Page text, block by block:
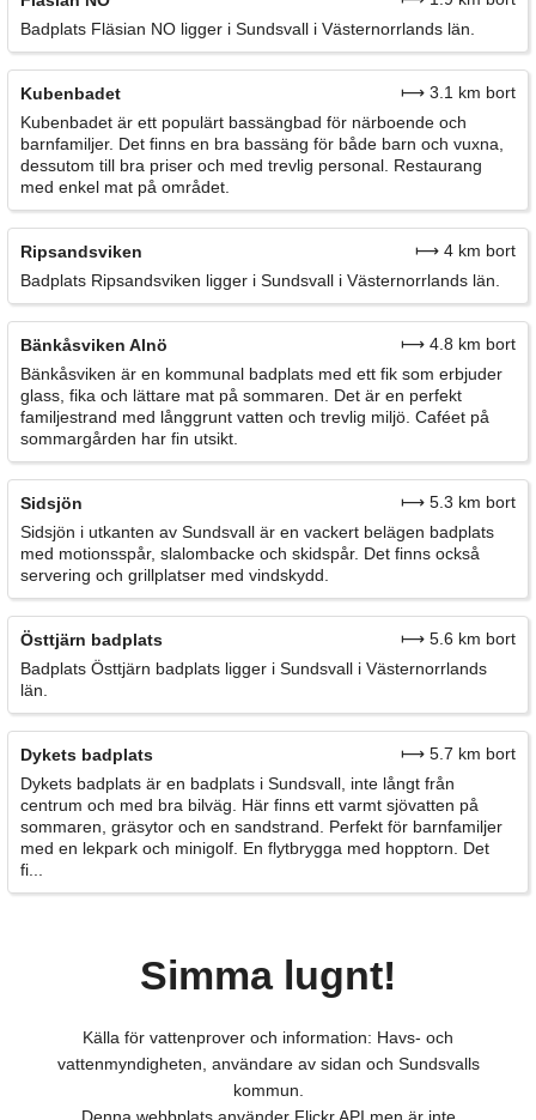
Badplats Fläsian NO ligger i Sundsvall i Västernorrlands län.
Kubenbadet
⟼ 3.1 km bort
Kubenbadet är ett populärt bassängbad för närboende och
barnfamiljer. Det finns en bra bassäng för både barn och vuxna,
dessutom till bra priser och med trevlig personal. Restaurang
med enkel mat på området.
Ripsandsviken
⟼ 4 km bort
Badplats Ripsandsviken ligger i Sundsvall i Västernorrlands län.
Bänkåsviken Alnö
⟼ 4.8 km bort
Bänkåsviken är en kommunal badplats med ett fik som erbjuder
glass, fika och lättare mat på sommaren. Det är en perfekt
familjestrand med långgrunt vatten och trevlig miljö. Caféet på
sommargården har fin utsikt.
Sidsjön
⟼ 5.3 km bort
Sidsjön i utkanten av Sundsvall är en vackert belägen badplats
med motionsspår, slalombacke och skidspår. Det finns också
servering och grillplatser med vindskydd.
Östtjärn badplats
⟼ 5.6 km bort
Badplats Östtjärn badplats ligger i Sundsvall i Västernorrlands
län.
Dykets badplats
⟼ 5.7 km bort
Dykets badplats är en badplats i Sundsvall, inte långt från
centrum och med bra bilväg. Här finns ett varmt sjövatten på
sommaren, gräsytor och en sandstrand. Perfekt för barnfamiljer
med en lekpark och minigolf. En flytbrygga med hopptorn. Det
fi...
Simma lugnt!
Källa för vattenprover och information: Havs- och
vattenmyndigheten, användare av sidan och Sundsvalls
kommun.